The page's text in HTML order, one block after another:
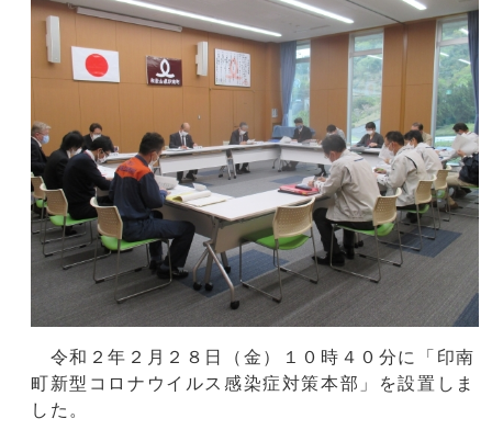
令和２年２月２８日（金）１０時４０分に「印南
町新型コロナウイルス感染症対策本部」を設置しま
した。